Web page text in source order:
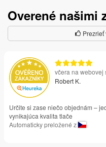
Overené našimi
Prezrieť
včera na webovej
Robert K.
Určite si zase niečo objednám –
vynikajúca kvalita tlače
Automaticky preložené z